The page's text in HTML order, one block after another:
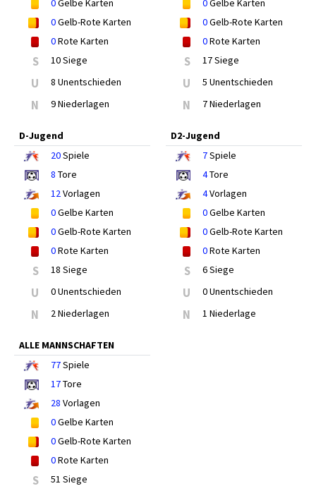
0Gelbe Karten
0Gelb-Rote Karten
0Rote Karten
S 10 Siege
U 8 Unentschieden
N 9 Niederlagen
0Gelbe Karten
0Gelb-Rote Karten
0Rote Karten
S 17 Siege
U 5 Unentschieden
N 7 Niederlagen
D-Jugend
20Spiele
8 Tore
12Vorlagen
0Gelbe Karten
0Gelb-Rote Karten
0Rote Karten
S 18 Siege
U 0 Unentschieden
N 2 Niederlagen
D2-Jugend
7Spiele
4Tore
4Vorlagen
0Gelbe Karten
0Gelb-Rote Karten
0Rote Karten
S 6 Siege
U 0 Unentschieden
N 1 Niederlage
ALLE MANNSCHAFTEN
77Spiele
17Tore
28 Vorlagen
0Gelbe Karten
0Gelb-Rote Karten
0Rote Karten
S 51 Siege